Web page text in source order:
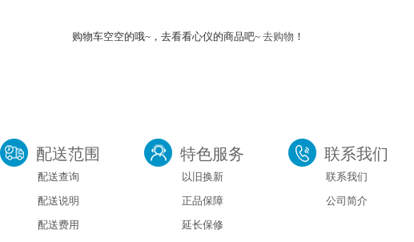
购物车空空的哦~，去看看心仪的商品吧~ 去购物 ！
配送范围
配送查询
配送说明
配送费用
特色服务
以旧换新
正品保障
延长保修
联系我们
联系我们
公司简介